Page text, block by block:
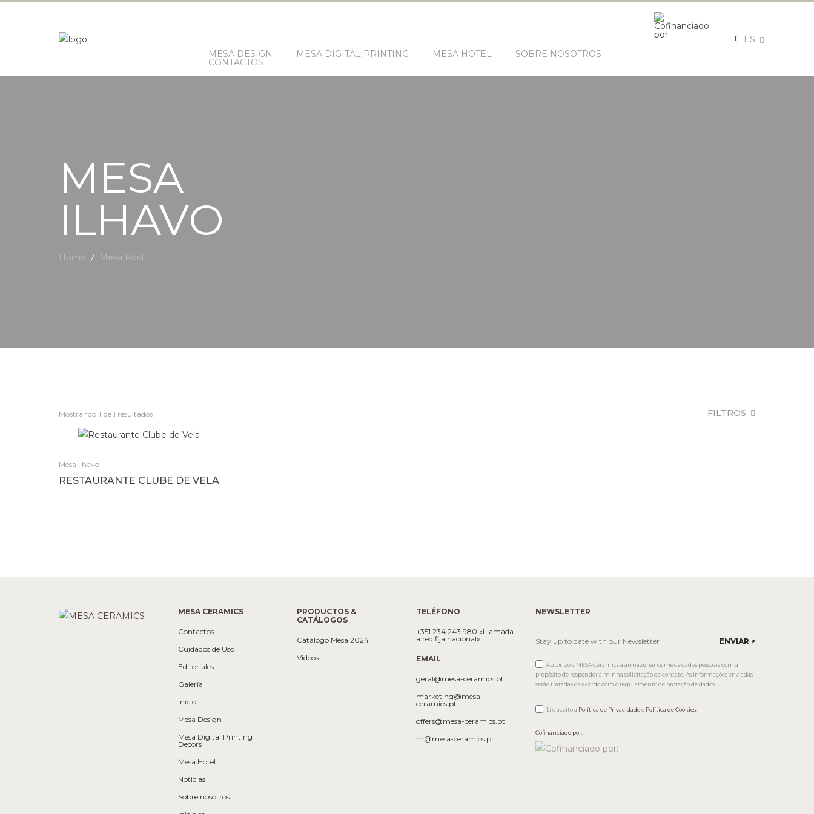
MESA DESIGN MESA DIGITAL PRINTING MESA HOTEL SOBRE NOSOTROS
CONTACTOS
ES
MESA
ILHAVO
Home Mesa Post
Mostrando 1 de 1 resultados FILTROS
Mesa ilhavo
RESTAURANTE CLUBE DE VELA
MESA CERAMICS
Contactos
Cuidados de Uso
Editoriales
Galería
Inicio
Mesa Design
Mesa Digital Printing
Decors
Mesa Hotel
Noticias
Sobre nosotros
PRODUCTOS &
CATÁLOGOS
Catálogo Mesa 2024
Vídeos
TELÉFONO
+351 234 243 980 «Llamada
a red fija nacional»
EMAIL
geral@mesa-ceramics.pt
marketing@mesa-
ceramics.pt
offers@mesa-ceramics.pt
rh@mesa-ceramics.pt
NEWSLETTER
Autorizo a MESA Ceramics a armazenar os meus dados pessoais com a
propósito de responder à minha solicitação de contato. As informações enviadas
serão tratadas de acordo com o regulamento de proteção de dados.
Li e aceito a Política de Privacidadee Política de Cookies.
Cofinanciado por: